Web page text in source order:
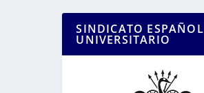
SINDICATO ESPAÑOL
UNIVERSITARIO